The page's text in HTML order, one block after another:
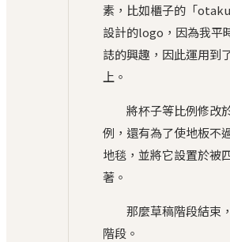
素，比如櫃子的「
設計的logo，因為我平
誌的興趣，因此運用到
上。
將杯子等比例修改
例，還有為了使地板不
地毯，並將它設置於被
著。
那麼草稿階段結束
階段。